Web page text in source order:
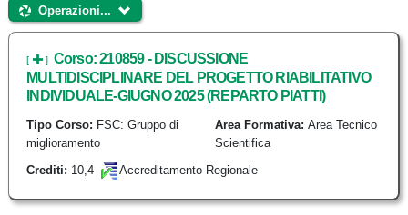
Operazioni... Operazioni...
[ ] Corso: 210859 - DISCUSSIONE
MULTIDISCIPLINARE DEL PROGETTO RIABILITATIVO
INDIVIDUALE-GIUGNO 2025 (REPARTO PIATTI)
Tipo Corso: FSC: Gruppo di
miglioramento
Area Formativa: Area Tecnico
Scientifica
Crediti: 10,4 Accreditamento Regionale